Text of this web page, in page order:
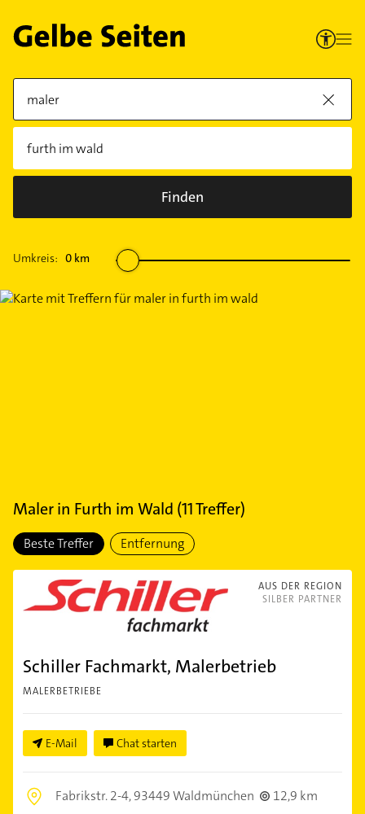
Finden
Umkreis: 0 km
Malerin Furth im Wald (11Treffer)
Beste Treffer Entfernung
AUS DER REGION
SILBER PARTNER
Schiller Fachmarkt, Malerbetrieb
MALERBETRIEBE
E-Mail Chat starten
Fabrikstr. 2-4,93449 Waldmünchen
12,9 km